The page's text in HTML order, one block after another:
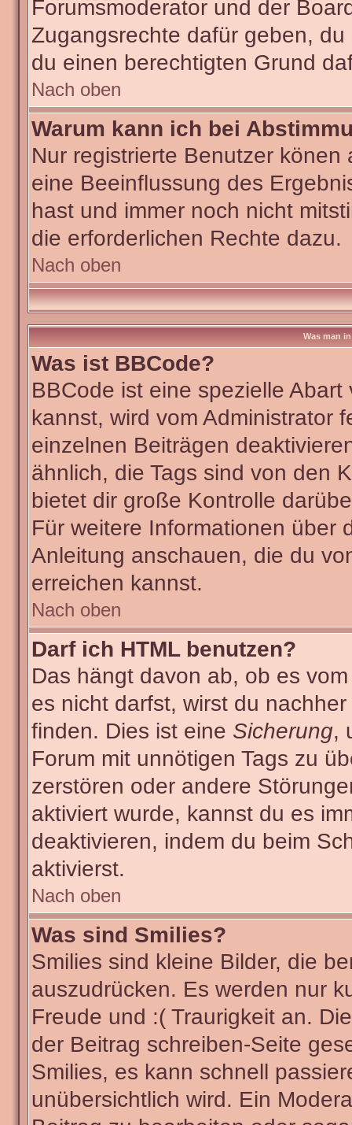
Forumsmoderator und der
Zugangsrechte dafür geben,
du einen berechtigten Grund
Nach oben
Warum kann ich bei
Nur registrierte Benutzer
eine Beeinflussung des
hast und immer noch nicht
die erforderlichen Rechte dazu.
Nach oben
Was man
Was ist BBCode?
BBCode ist eine spezielle
kannst, wird vom Administrator
einzelnen Beiträgen
ähnlich, die Tags sind von den
bietet dir große Kontrolle
Für weitere Informationen über
Anleitung anschauen, die du
erreichen kannst.
Nach oben
Darf ich HTML benutzen?
Das hängt davon ab, ob es
es nicht darfst, wirst du
finden. Dies ist eine Sicherung,
Forum mit unnötigen Tags zu
zerstören oder andere
aktiviert wurde, kannst du es
deaktivieren, indem du beim
aktivierst.
Nach oben
Was sind Smilies?
Smilies sind kleine Bilder, die
auszudrücken. Es werden nur
Freude und :( Traurigkeit an.
der Beitrag schreiben-Seite
Smilies, es kann schnell
unübersichtlich wird. Ein